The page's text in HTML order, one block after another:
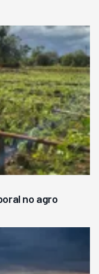
no agro